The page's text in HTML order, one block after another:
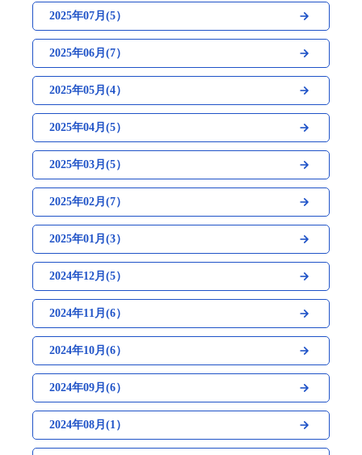
2025年07月(5）
2025年06月(7）
2025年05月(4）
2025年04月(5）
2025年03月(5）
2025年02月(7）
2025年01月(3）
2024年12月(5）
2024年11月(6）
2024年10月(6）
2024年09月(6）
2024年08月(1）